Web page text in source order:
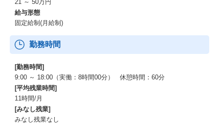
21 ～ 50万円
給与形態
固定給制(月給制)
勤務時間
[勤務時間]
9:00 ～ 18:00（実働：8時間00分） 休憩時間：60分
[平均残業時間]
11時間/月
[みなし残業]
みなし残業なし